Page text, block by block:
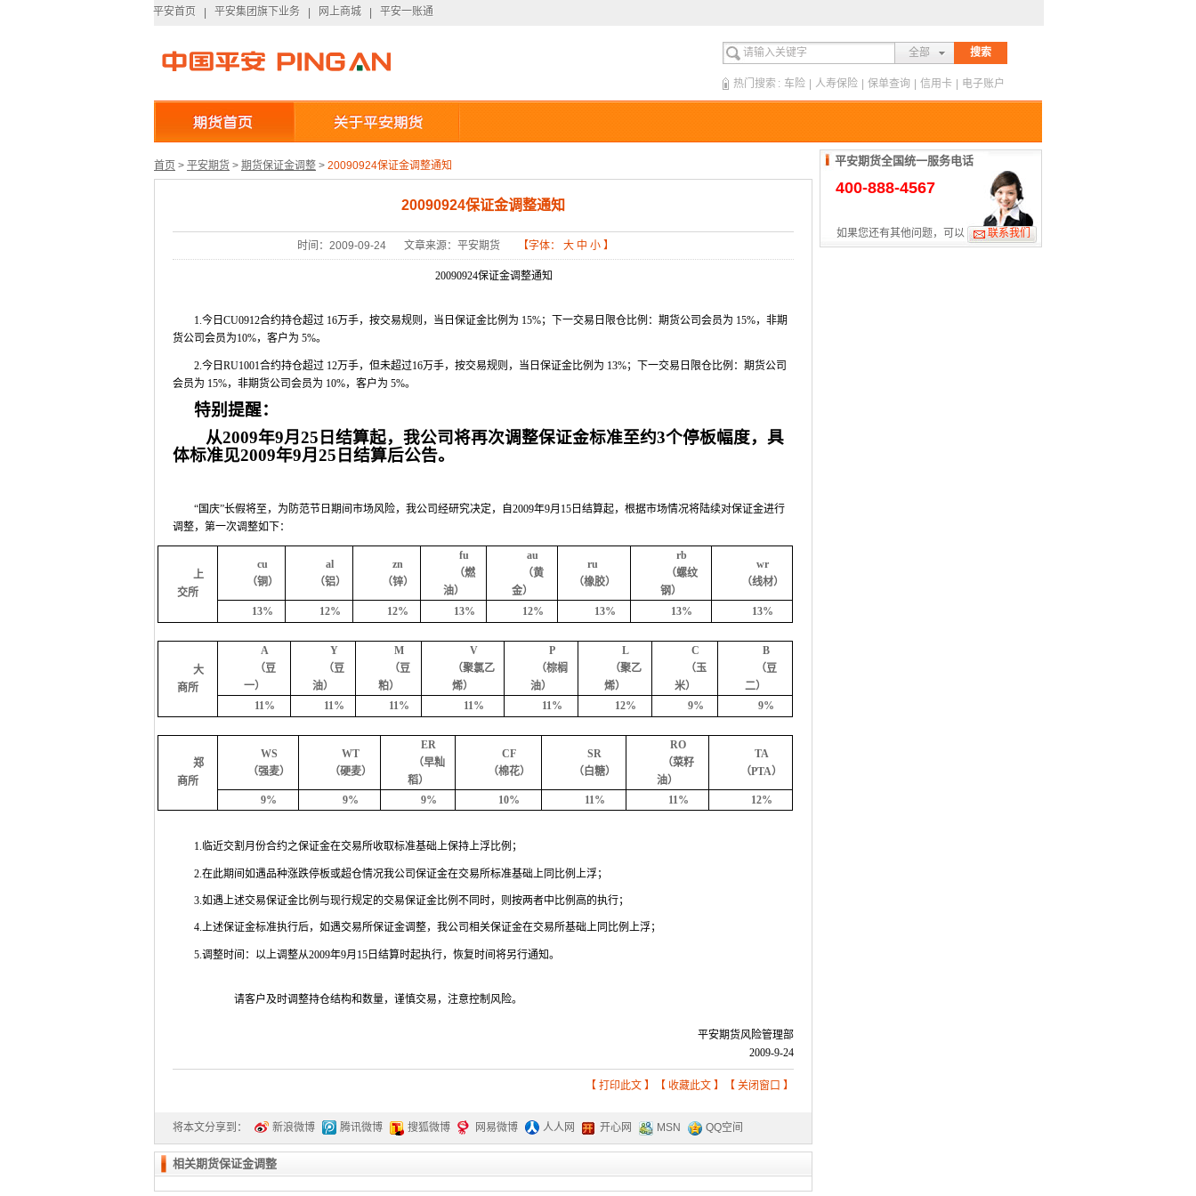
平安首页
平安首页 平安集团旗下业务
平安集团旗下业务 网上商城
网上商城 平安一账通
平安一账通
全部 搜索
热门搜索 : 车险 人寿保险 保单查询 信用卡 电子账户
平安期货全国统一服务电话
400-888-4567
如果您还有其他问题，可以 联系我们
首页 > 平安期货 > 期货保证金调整 > 20090924保证金调整通知
20090924保证金调整通知
时间：2009-09-24 文章来源：平安期货 【字体： 大 中 小 】
20090924保证金调整通知
1.今日 CU0912合约持仓超过 16万手，按交易规则，当日保证金比例为 15%；下一交易日限仓比例：期货公司会员为 15%，非期
货公司会员为10%，客户为 5%。
2. 今日 RU1001合约持仓超过 12万手，但未超过16万手，按交易规则，当日保证金比例为 13%；下一交易日限仓比例：期货公司
会员为 15%，非期货公司会员为 10%，客户为 5%。
特别提醒：
从2009年9月 25 日 结算起，我公司将再次调整保证金标准至约3个停板幅度，具
体标准见2009年9月 25 日 结算后公告。
“国庆”长假将至，为防范节日期间市场风险，我公司经研究决定，自2009年9月 15 日 结算起，根据市场情况将陆续对保证金进行
调整，第一次调整如下：
上
交所
cu
（铜）
al
（铝）
zn
（锌）
fu
（燃
油）
au
（黄
金）
ru
（橡胶）
rb
（螺纹
钢）
wr
（线材）
13% 12% 12% 13% 12% 13% 13% 13%
大
商所
A
（豆
一）
Y
（豆
油）
M
（豆
粕）
V
（聚氯乙
烯）
P
（棕榈
油）
L
（聚乙
烯）
C
（玉
米）
B
（豆
二）
11%
11% 11% 11% 11% 12% 9% 9%
郑
商所
WS
（强麦）
WT
（硬麦）
ER
（早籼
稻）
CF
（棉花）
SR
（白糖）
RO
（菜籽
油）
TA
（PTA）
9% 9% 9% 10% 11% 11% 12%
1.临近交割月份合约之保证金在交易所收取标准基础上保持上浮比例；
2. 在此期间如遇品种涨跌停板或超仓情况我公司保证金在交易所标准基础上同比例上浮；
3.如遇上述交易保证金比例与现行规定的交易保证金比例不同时，则按两者中比例高的执行；
4.上述保证金标准执行后，如遇交易所保证金调整，我公司相关保证金在交易所基础上同比例上浮；
5. 调整时间：以上调整从2009年9月 15 日 结算时起执行，恢复时间将另行通知。
请客户及时调整持仓结构和数量，谨慎交易，注意控制风险。
平安期货风险管理部
2009-9-24
【 打印此文 】【 收藏此文 】【 关闭窗口 】
将本文分享到： 新浪微博 腾讯微博 搜狐微博 网易微博 人人网 开心网 MSN QQ空间
相关期货保证金调整